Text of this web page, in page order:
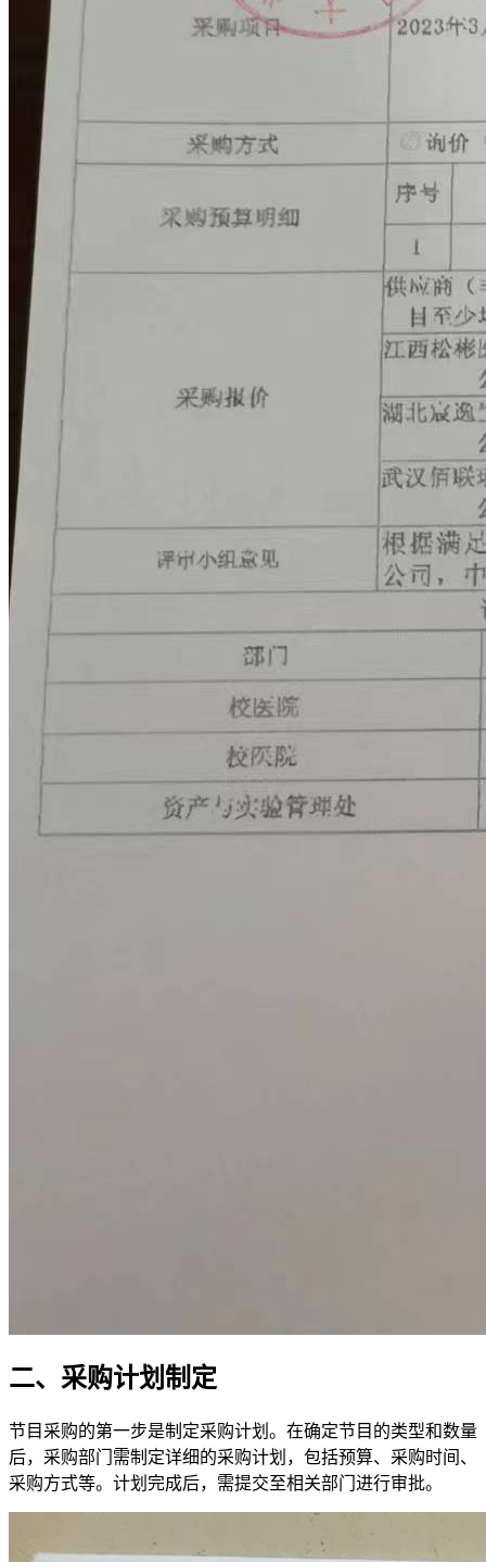
二、采购计划制定
节目采购的第一步是制定采购计划。在确定节目的类型和数量
后，采购部门需制定详细的采购计划，包括预算、采购时间、
采购方式等。计划完成后，需提交至相关部门进行审批。